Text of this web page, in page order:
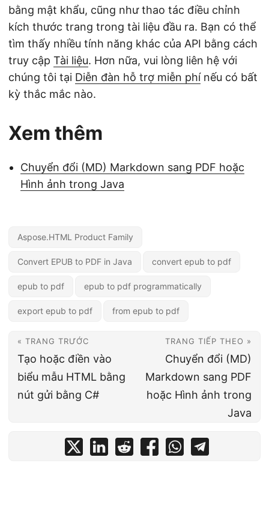
bằng mật khẩu, cũng như thao tác điều chỉnh
kích thước trang trong tài liệu đầu ra. Bạn có thể
tìm thấy nhiều tính năng khác của API bằng cách
truy cập Tài liệu. Hơn nữa, vui lòng liên hệ với
chúng tôi tại Diễn đàn hỗ trợ miễn phínếu có bất
kỳ thắc mắc nào.
Xem thêm
Chuyển đổi (MD) Markdown sang PDF hoặc
Hình ảnh trong Java
Aspose.HTML Product Family
Convert EPUB to PDF in Java convert epub to pdf
epub to pdf epub to pdf programmatically
export epub to pdf from epub to pdf
« TRANG TRƯỚC
Tạo hoặc điền vào
biểu mẫu HTML bằng
nút gửi bằng C#
TRANG TIẾP THEO »
Chuyển đổi (MD)
Markdown sang PDF
hoặc Hình ảnh trong
Java